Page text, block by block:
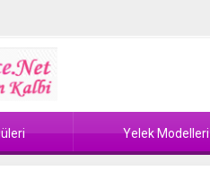
Yelek Modelleri